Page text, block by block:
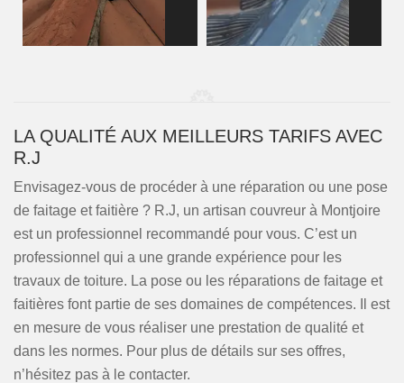
LA QUALITÉ AUX MEILLEURS TARIFS AVEC
R.J
Envisagez-vous de procéder à une réparation ou une pose
de faitage et faitière ? R.J, un artisan couvreur à Montjoire
est un professionnel recommandé pour vous. C’est un
professionnel qui a une grande expérience pour les
travaux de toiture. La pose ou les réparations de faitage et
faitières font partie de ses domaines de compétences. Il est
en mesure de vous réaliser une prestation de qualité et
dans les normes. Pour plus de détails sur ses offres,
n’hésitez pas à le contacter.